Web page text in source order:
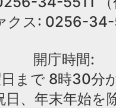
クス: 0256-
開庁時間:
まで 8時30分
日、年末年始を